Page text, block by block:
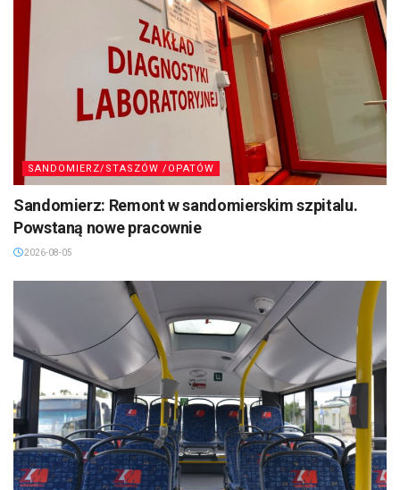
SANDOMIERZ/STASZÓW /OPATÓW
Sandomierz: Remont w sandomierskim szpitalu.
Powstaną nowe pracownie
2026-08-05